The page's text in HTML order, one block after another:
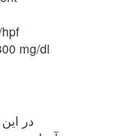
mg/dl
در